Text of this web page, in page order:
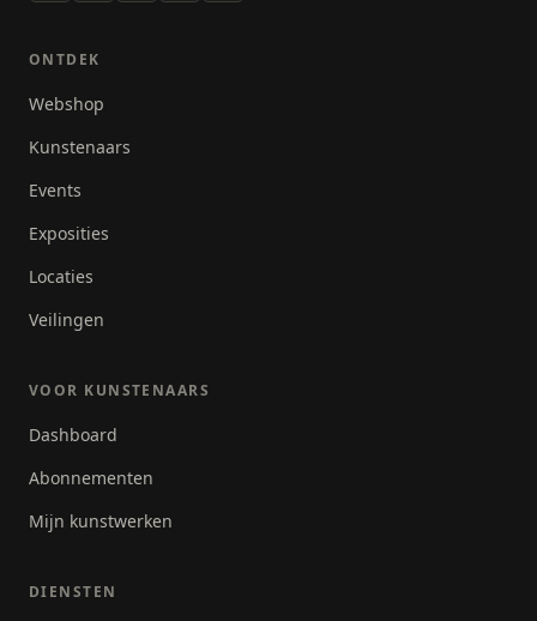
ONTDEK
Webshop
Kunstenaars
Events
Exposities
Locaties
Veilingen
VOOR KUNSTENAARS
Dashboard
Abonnementen
Mijn kunstwerken
DIENSTEN